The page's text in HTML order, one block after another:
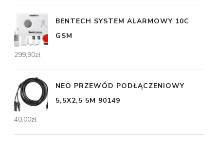
BENTECH SYSTEM ALARMOWY 10C
GSM
299,90zł
NEO PRZEWÓD PODŁĄCZENIOWY
5,5X2,5 5M 90149
40,00zł